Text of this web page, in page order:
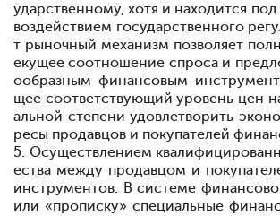
ударственному, хотя и находится
воздействием государственного
т рыночный механизм позволяет
екущее соотношение спроса и
ообразным финансовым
щее соответствующий уровень цен
альной степени удовлетворить
ресы продавцов и покупателей
5. Осуществлением
ества между продавцом и
инструментов. В системе
или «прописку» специальные